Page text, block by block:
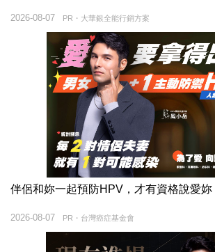
PR・大華銀全能行銷方案
2026-08-07
伴侶和妳一起預防HPV，才有資格說愛妳
PR・台灣癌症基金會
2026-08-07